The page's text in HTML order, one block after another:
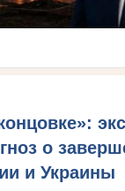
о
и Украины